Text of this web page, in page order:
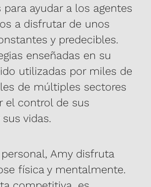
para ayudar a los agentes
a disfrutar de unos
y predecibles.
enseñadas en su
utilizadas por miles de
de múltiples sectores
el control de sus
vidas.
Amy disfruta
física y mentalmente.